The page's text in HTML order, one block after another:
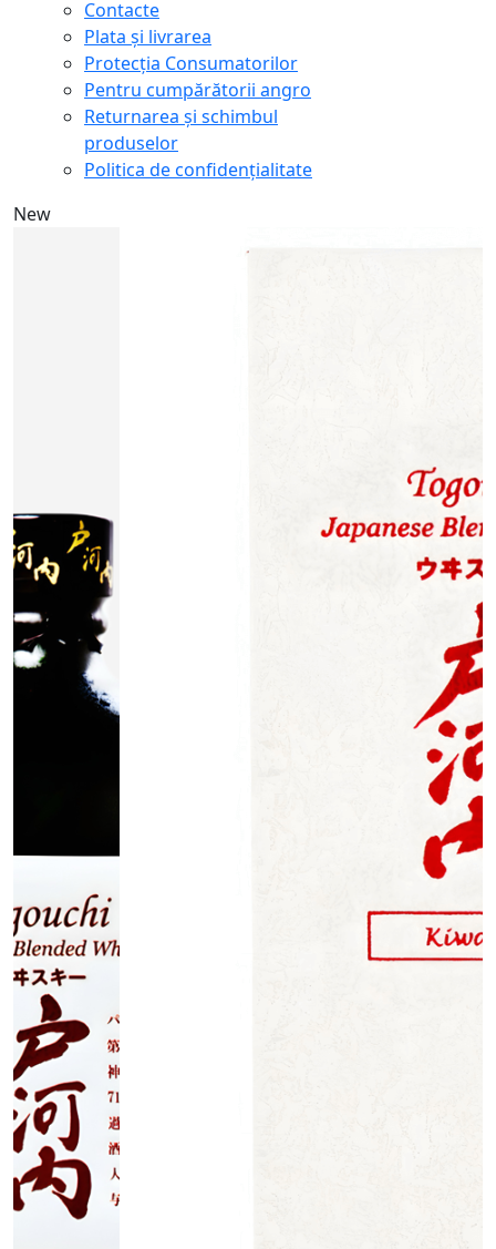
Contacte
Plata și livrarea
Protecţia Consumatorilor
Pentru cumpărătorii angro
Returnarea și schimbul
produselor
Politica de confidențialitate
New